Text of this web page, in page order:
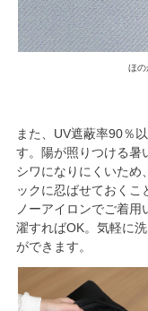
ほの
また、UV遮蔽率90％
す。陽が照りつける暑
シワになりにくいため
ックに忍ばせておくこ
ノーアイロンでご着
濯すればOK。気軽に
ができます。